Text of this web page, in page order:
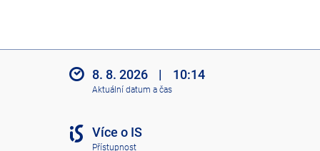
8. 8. 2026 | 10:14
Aktuální datum a čas
Více o IS
Přístupnost